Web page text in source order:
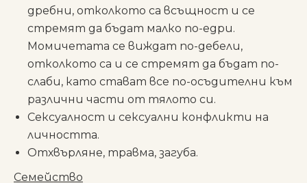
дребни, отколкото са всъщност и се
стремят да бъдат малко по-едри.
Момичетата се виждат по-дебели,
отколкото са и се стремят да бъдат по-
слаби, като стават все по-осъдителни към
различни части от тялото си.
Сексуалност и сексуални конфликти на
личността.
Отхвърляне, травма, загуба.
Семейство